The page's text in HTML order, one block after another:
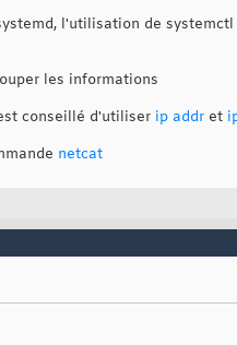
l'utilisation de
les informations
conseillé d'utiliser ip addr et
netcat